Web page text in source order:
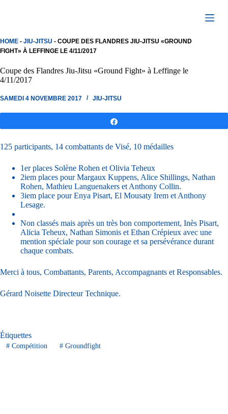
HOME - JIU-JITSU - COUPE DES FLANDRES JIU-JITSU «GROUND
FIGHT» À LEFFINGE LE 4/11/2017
Coupe des Flandres Jiu-Jitsu «Ground Fight» à Leffinge le
4/11/2017
SAMEDI 4 NOVEMBRE 2017 JIU-JITSU
125 participants, 14 combattants de Visé, 10 médailles
1er places Solène Rohen et Olivia Teheux
2iem places pour Margaux Kuppens, Alice Shillings, Nathan
Rohen, Mathieu Languenakers et Anthony Collin.
3iem place pour Enya Pisart, El Mousaty Irem et Anthony
Lesage.
Non classés mais après un très bon comportement, Inès Pisart,
Alicia Teheux, Nathan Simonis et Ethan Crépieux avec une
mention spéciale pour son courage et sa persévérance durant
chaque combats.
Merci à tous, Combattants, Parents, Accompagnants et Responsables.
Gérard Noisette Directeur Technique.
Étiquettes
#Compétition #Groundfight